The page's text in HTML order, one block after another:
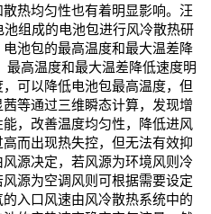
热均匀性也有着明显影响。汪
组成的电池包进行风冷散热研
池包的最高温度和最大温差降
最高温度和最大温差降低速度明
可以降低电池包最高温度，但
等通过三维瞬态计算，发现增
，改善温度均匀性，降低进风
而出现热失控，但无法有效抑
源决定，若风源为环境风则冷
源为空调风则可根据需要设定
入口风速由风冷散热系统中的